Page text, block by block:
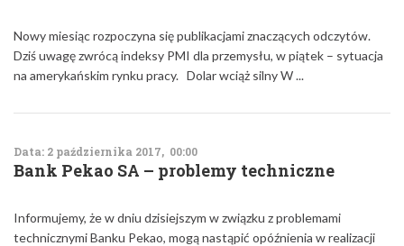
Nowy miesiąc rozpoczyna się publikacjami znaczących odczytów.
Dziś uwagę zwrócą indeksy PMI dla przemysłu, w piątek – sytuacja
na amerykańskim rynku pracy. Dolar wciąż silny W ...
Data: 2 października 2017, 00:00
Bank Pekao SA – problemy techniczne
Informujemy, że w dniu dzisiejszym w związku z problemami
technicznymi Banku Pekao, mogą nastąpić opóźnienia w realizacji